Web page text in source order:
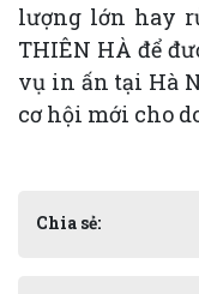
lượng lớn hay
THIÊN HÀ để
vụ in ấn tại Hà
cơ hội mới cho
Chia sẻ: